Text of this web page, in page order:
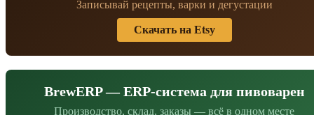
Записывай рецепты, варки и дегустации
Скачать на Etsy
BrewERP — ERP-система для пивоварен
Производство, склад, заказы — всё в одном месте